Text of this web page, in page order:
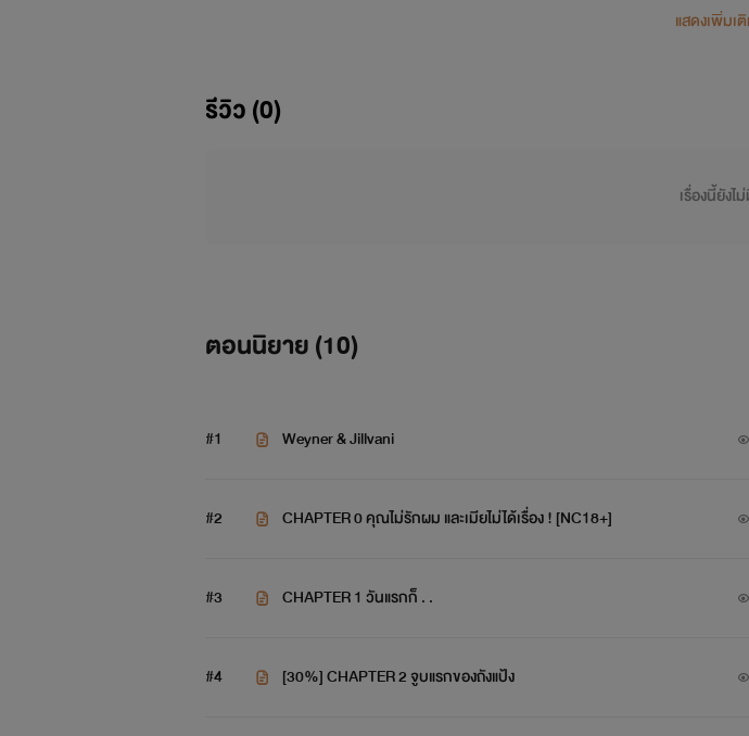
6.1 เข้ามาแก้ไขคำผิด , วรรคตอนในหน้านิยาย หรือหน้าบทนำ
ย้ำอีกครั้
เนื้อหาเป็น Yaoi
และ !!!
แสดงเพิ่มเ
รีวิว (0)
เรื่องนี้ยังไ
ตอนนิยาย (10)
#1 Weyner & Jillvani
#2 CHAPTER 0 คุณไม่รักผม และเมียไม่ได้เรื่อง ! [NC18+]
#3 CHAPTER 1 วันแรกก็ . .
#4 [30%] CHAPTER 2 จูบแรกของถังแป้ง